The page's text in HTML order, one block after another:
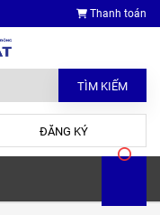
Thanh toán
TÌM KIẾM
ĐĂNG KÝ